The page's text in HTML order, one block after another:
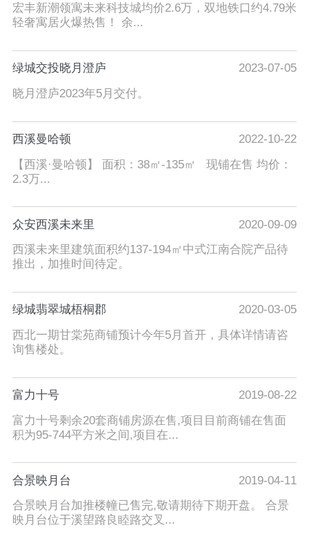
宏丰新潮领寓未来科技城均价2.6万，双地铁口约4.79米
轻奢寓居火爆热售！ 余...
绿城交投晓月澄庐
2023-07-05
晓月澄庐2023年5月交付。
西溪曼哈顿
2022-10-22
【西溪·曼哈顿】 面积：38㎡-135㎡ 现铺在售 均价：
2.3万...
众安西溪未来里
2020-09-09
西溪未来里建筑面积约137-194㎡中式江南合院产品待
推出，加推时间待定。
绿城翡翠城梧桐郡
2020-03-05
西北一期甘棠苑商铺预计今年5月首开，具体详情请咨
询售楼处。
富力十号
2019-08-22
富力十号剩余20套商铺房源在售,项目目前商铺在售面
积为95-744平方米之间,项目在...
合景映月台
2019-04-11
合景映月台加推楼幢已售完,敬请期待下期开盘。 合景
映月台位于溪望路良睦路交叉...